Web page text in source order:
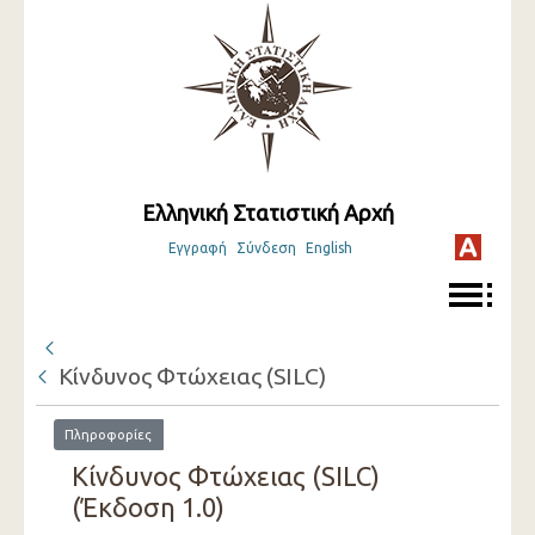
Ελληνική Στατιστική Αρχή
Εγγραφή Σύνδεση English
Κίνδυνος Φτώχειας (SILC)
Πληροφορίες
Κίνδυνος Φτώχειας (SILC)
(Έκδοση 1.0)